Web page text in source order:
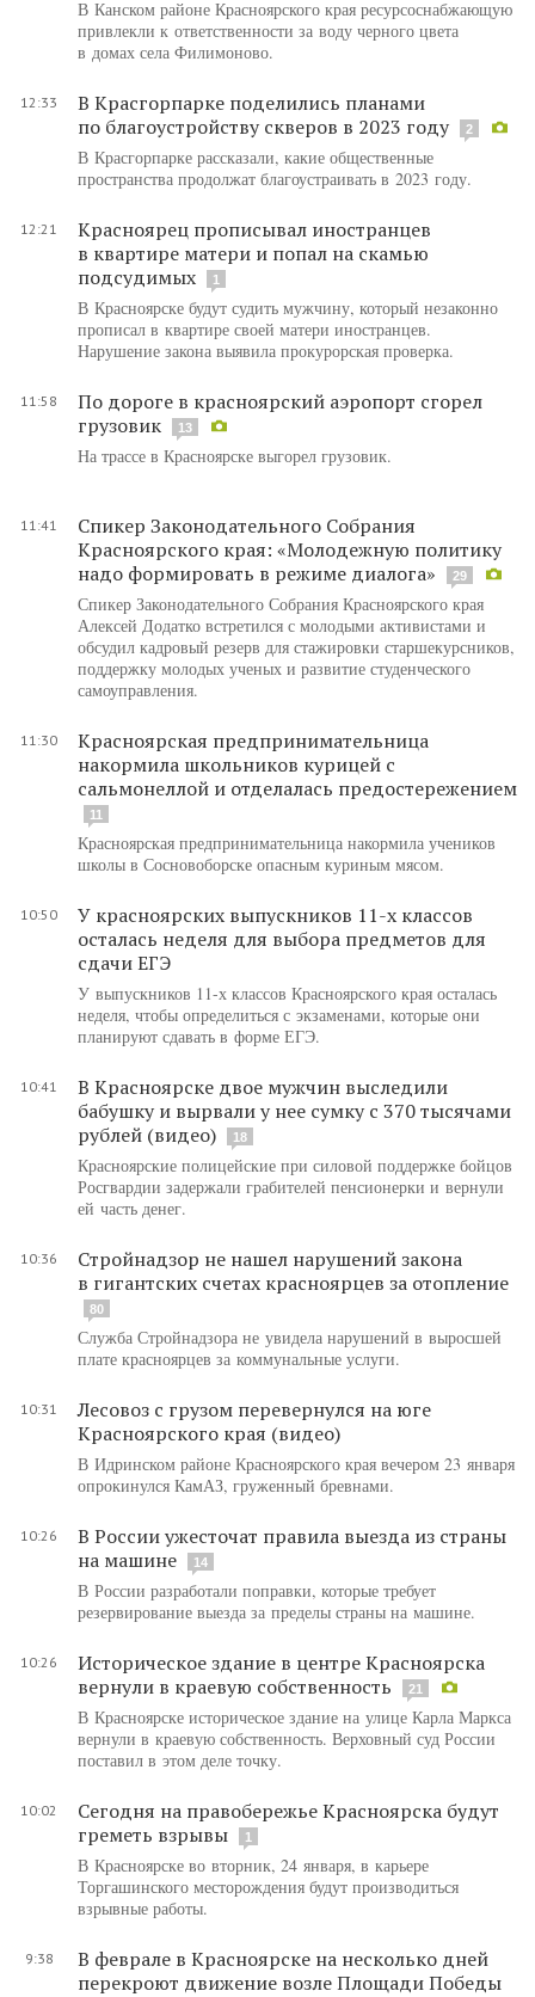
В Канском районе Красноярского края ресурсоснабжающую
привлекли к ответственности за воду черного цвета
в домах села Филимоново.
12:33
В Красгорпарке поделились планами
по благоустройству скверов в 2023 году
2
В Красгорпарке рассказали, какие общественные
пространства продолжат благоустраивать в 2023 году.
12:21
Красноярец прописывал иностранцев
в квартире матери и попал на скамью
подсудимых
1
В Красноярске будут судить мужчину, который незаконно
прописал в квартире своей матери иностранцев.
Нарушение закона выявила прокурорская проверка.
11:58
По дороге в красноярский аэропорт сгорел
грузовик
13
На трассе в Красноярске выгорел грузовик.
11:41
Спикер Законодательного Собрания
Красноярского края: «Молодежную политику
надо формировать в режиме диалога»
29
Спикер Законодательного Собрания Красноярского края
Алексей Додатко встретился с молодыми активистами и
обсудил кадровый резерв для стажировки старшекурсников,
поддержку молодых ученых и развитие студенческого
самоуправления.
11:30
Красноярская предпринимательница
накормила школьников курицей с
сальмонеллой и отделалась предостережением
11
Красноярская предпринимательница накормила учеников
школы в Сосновоборске опасным куриным мясом.
10:50
У красноярских выпускников 11-х классов
осталась неделя для выбора предметов для
сдачи ЕГЭ
У выпускников 11-х классов Красноярского края осталась
неделя, чтобы определиться с экзаменами, которые они
планируют сдавать в форме ЕГЭ.
10:41
В Красноярске двое мужчин выследили
бабушку и вырвали у нее сумку с 370 тысячами
рублей (видео)
18
Красноярские полицейские при силовой поддержке бойцов
Росгвардии задержали грабителей пенсионерки и вернули
ей часть денег.
10:36
Стройнадзор не нашел нарушений закона
в гигантских счетах красноярцев за отопление
80
Служба Стройнадзора не увидела нарушений в выросшей
плате красноярцев за коммунальные услуги.
10:31
Лесовоз с грузом перевернулся на юге
Красноярского края (видео)
В Идринском районе Красноярского края вечером 23 января
опрокинулся КамАЗ, груженный бревнами.
10:26
В России ужесточат правила выезда из страны
на машине
14
В России разработали поправки, которые требует
резервирование выезда за пределы страны на машине.
10:26
Историческое здание в центре Красноярска
вернули в краевую собственность
21
В Красноярске историческое здание на улице Карла Маркса
вернули в краевую собственность. Верховный суд России
поставил в этом деле точку.
10:02
Сегодня на правобережье Красноярска будут
греметь взрывы
1
В Красноярске во вторник, 24 января, в карьере
Торгашинского месторождения будут производиться
взрывные работы.
9:38
В феврале в Красноярске на несколько дней
перекроют движение возле Площади Победы